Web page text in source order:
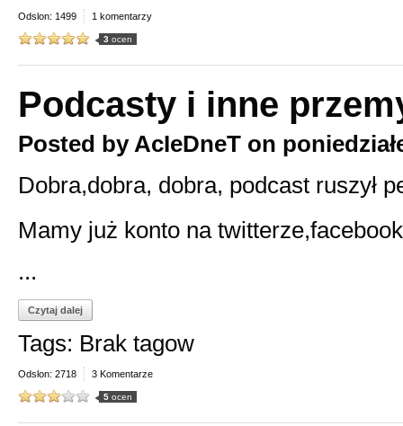
Odslon: 1499 1 komentarzy
3 ocen
Podcasty i inne
Posted by AcIeDneT on
Dobra,dobra, dobra, podcast ruszył
Mamy już konto na
...
Czytaj dalej
Tags: Brak tagow
Odslon: 2718 3 Komentarze
5 ocen